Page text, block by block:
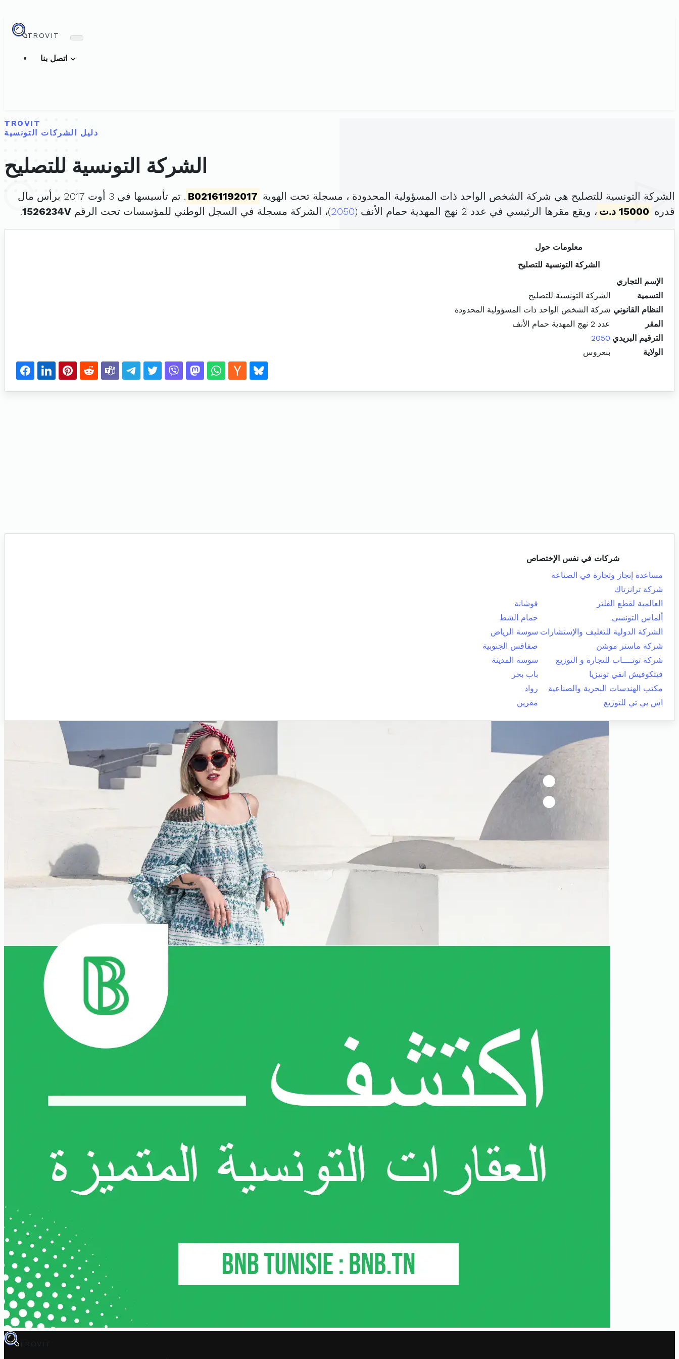
TROVIT
TROVIT
دليل الشركات التونسية
الشركة التونسية للتصليح
الشركة التونسية للتصليح هي شركة الشخص الواحد ذات المسؤولية المحدودة ، مسجلة تحت الهوية B02161192017
. تم تأسيسها في 3 أوت 2017 برأس مال
قدره 15000 د.ت ، ويقع مقرها الرئيسي في عدد 2 نهج المهدية حمام الأنف ( 2050)، الشركة مسجلة في السجل الوطني للمؤسسات تحت الرقم 1526234V
.
معلومات حول
الشركة التونسية للتصليح
الإسم التجاري
التسمية
الشركة التونسية للتصليح
النظام القانوني شركة الشخص الواحد ذات المسؤولية المحدودة
المقر
عدد 2 نهج المهدية حمام الأنف
الترقيم البريدي 2050
الولاية
بنعروس
شركات في نفس الإختصاص
مساعدة إنجاز وتجارة في الصناعة
شركة ترانزتاك
العالمية لقطع الفلتر
فوشانة
ألماس التونسي
حمام الشط
الشركة الدولية للتغليف والإستشارات سوسة الرياض
شركة ماستر موشن
صفاقس الجنوبية
شركة توتــــاب للتجارة و التوزيع
سوسة المدينة
فيتكوفيش انفي تونيزيا
باب بحر
مكتب الهندسات البحرية والصناعية
رواد
اس بي تي للتوزيع
مقرين
TROVIT